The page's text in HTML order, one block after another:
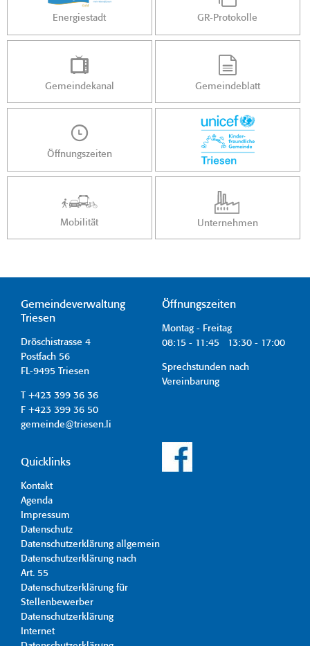
Energiestadt GR-Protokolle
Gemeindekanal Gemeindeblatt
Öffnungszeiten
Mobilität Unternehmen
Gemeindeverwaltung
Triesen
Dröschistrasse 4
Postfach 56
FL-9495 Triesen
T +423 399 36 36
F +423 399 36 50
gemeinde@triesen.li
Öffnungszeiten
Montag - Freitag
08:15 - 11:45 13:30 - 17:00
Sprechstunden nach
Vereinbarung
Quicklinks
Kontakt
Agenda
Impressum
Datenschutz
Datenschutzerklärung allgemein
Datenschutzerklärung nach
Art. 55
Datenschutzerklärung für
Stellenbewerber
Datenschutzerklärung
Internet